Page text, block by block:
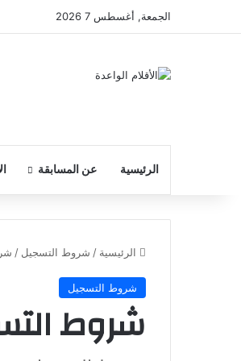
الجمعة, أغسطس 7 2026
الرئيسية عن المسابقة
الرئيسية / شروط التسجيل /
شروط التسجيل
شروط